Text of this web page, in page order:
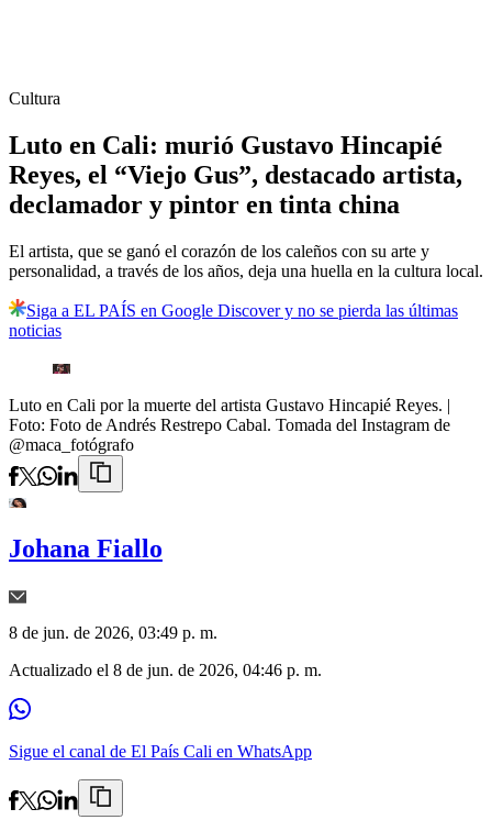
Cultura
Luto en Cali: murió Gustavo Hincapié
Reyes, el “Viejo Gus”, destacado artista,
declamador y pintor en tinta china
El artista, que se ganó el corazón de los caleños con su arte y
personalidad, a través de los años, deja una huella en la cultura local.
Siga a EL PAÍS en Google Discover y no se pierda las últimas
noticias
Luto en Cali por la muerte del artista Gustavo Hincapié Reyes. |
Foto: Foto de Andrés Restrepo Cabal. Tomada del Instagram de
@maca_fotógrafo
Johana Fiallo
8 de jun. de 2026, 03:49 p. m.
Actualizado el 8 de jun. de 2026, 04:46 p. m.
Sigue el canal de El País Cali en WhatsApp